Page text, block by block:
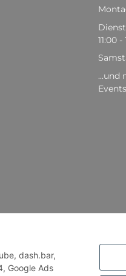
dash.bar,
Google Ads
11:00
...und
Events